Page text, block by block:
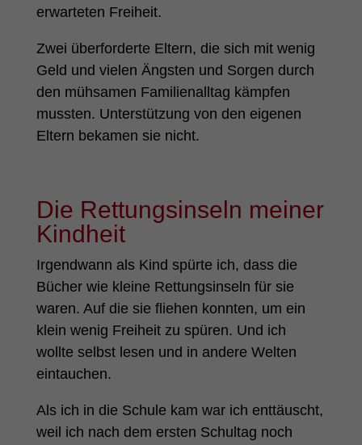
erwarteten Freiheit.
Zwei überforderte Eltern, die sich mit wenig
Geld und vielen Ängsten und Sorgen durch
den mühsamen Familienalltag kämpfen
mussten. Unterstützung von den eigenen
Eltern bekamen sie nicht.
Die Rettungsinseln meiner
Kindheit
Irgendwann als Kind spürte ich, dass die
Bücher wie kleine Rettungsinseln für sie
waren. Auf die sie fliehen konnten, um ein
klein wenig Freiheit zu spüren. Und ich
wollte selbst lesen und in andere Welten
eintauchen.
Als ich in die Schule kam war ich enttäuscht,
weil ich nach dem ersten Schultag noch